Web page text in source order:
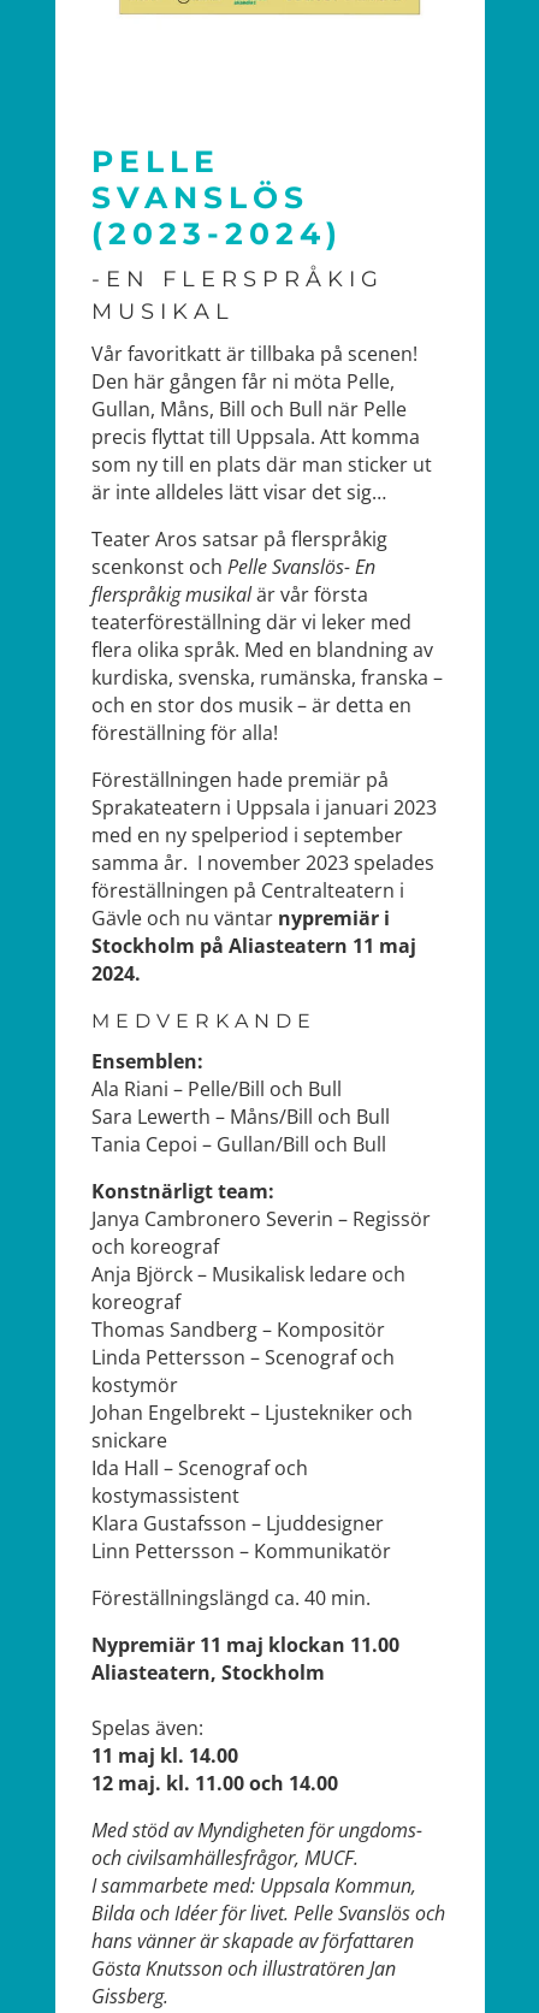
PELLE
SVANSLÖS
(2023-2024)
-EN FLERSPRÅKIG
MUSIKAL
Vår favoritkatt är tillbaka på scenen!
Den här gången får ni möta Pelle,
Gullan, Måns, Bill och Bull när Pelle
precis flyttat till Uppsala. Att komma
som ny till en plats där man sticker ut
är inte alldeles lätt visar det sig…
Teater Aros satsar på flerspråkig
scenkonst och Pelle Svanslös- En
flerspråkig musikalär vår första
teaterföreställning där vi leker med
flera olika språk. Med en blandning av
kurdiska, svenska, rumänska, franska –
och en stor dos musik – är detta en
föreställning för alla!
Föreställningen hade premiär på
Sprakateatern i Uppsala i januari 2023
med en ny spelperiod i september
samma år. I november 2023 spelades
föreställningen på Centralteatern i
Gävle och nu väntar nypremiär i
Stockholm på Aliasteatern 11 maj
2024.
MEDVERKANDE
Ensemblen:
Ala Riani – Pelle/Bill och Bull
Sara Lewerth – Måns/Bill och Bull
Tania Cepoi – Gullan/Bill och Bull
Konstnärligt team:
Janya Cambronero Severin – Regissör
och koreograf
Anja Björck – Musikalisk ledare och
koreograf
Thomas Sandberg – Kompositör
Linda Pettersson – Scenograf och
kostymör
Johan Engelbrekt – Ljustekniker och
snickare
Ida Hall – Scenograf och
kostymassistent
Klara Gustafsson – Ljuddesigner
Linn Pettersson – Kommunikatör
Föreställningslängd ca. 40 min.
Nypremiär 11 maj klockan 11.00
Aliasteatern, Stockholm
Spelas även:
11 maj kl. 14.00
12 maj. kl. 11.00 och 14.00
Med stöd av Myndigheten för ungdoms-
och civilsamhällesfrågor, MUCF.
I sammarbete med: Uppsala Kommun,
Bilda och Idéer för livet. Pelle Svanslös och
hans vänner är skapade av författaren
Gösta Knutsson och illustratören Jan
Gissberg.